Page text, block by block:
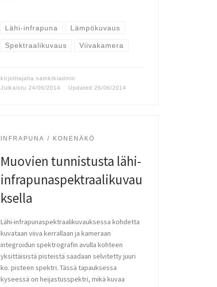
Lähi-infrapuna Lämpökuvaus
Spektraalikuvaus Viivakamera
kirjoittajalta samktkiadmin
Julkaistu 24/06/2014 Updated 26/06/2014
INFRAPUNA KONENÄKÖ
Muovien tunnistusta lähi-
infrapunaspektraalikuvau
ksella
Lähi-infrapunaspektraalikuvauksessa kohdetta
kuvataan viiva kerrallaan ja kameraan
integroidun spektrografin avulla kohteen
yksittäisistä pisteistä saadaan selvitetty juuri
ko. pisteen spektri. Tässä tapauksessa
kyseessä on heijastusspektri, mikä kuvaa